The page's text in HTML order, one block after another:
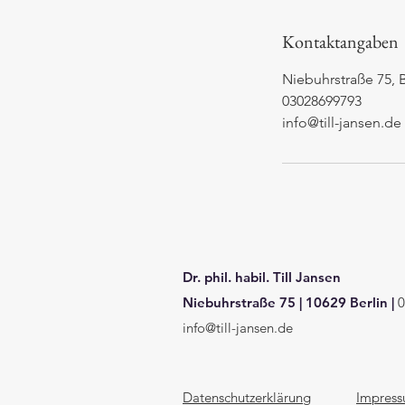
n
.
Kontaktangaben
Niebuhrstraße 75,
03028699793
info@till-jansen.de
Dr. phil. habil. Till Jansen
Niebuhrstraße 75 | 10629 Berlin |
info@till-jansen.de
Datenschutzerklärung